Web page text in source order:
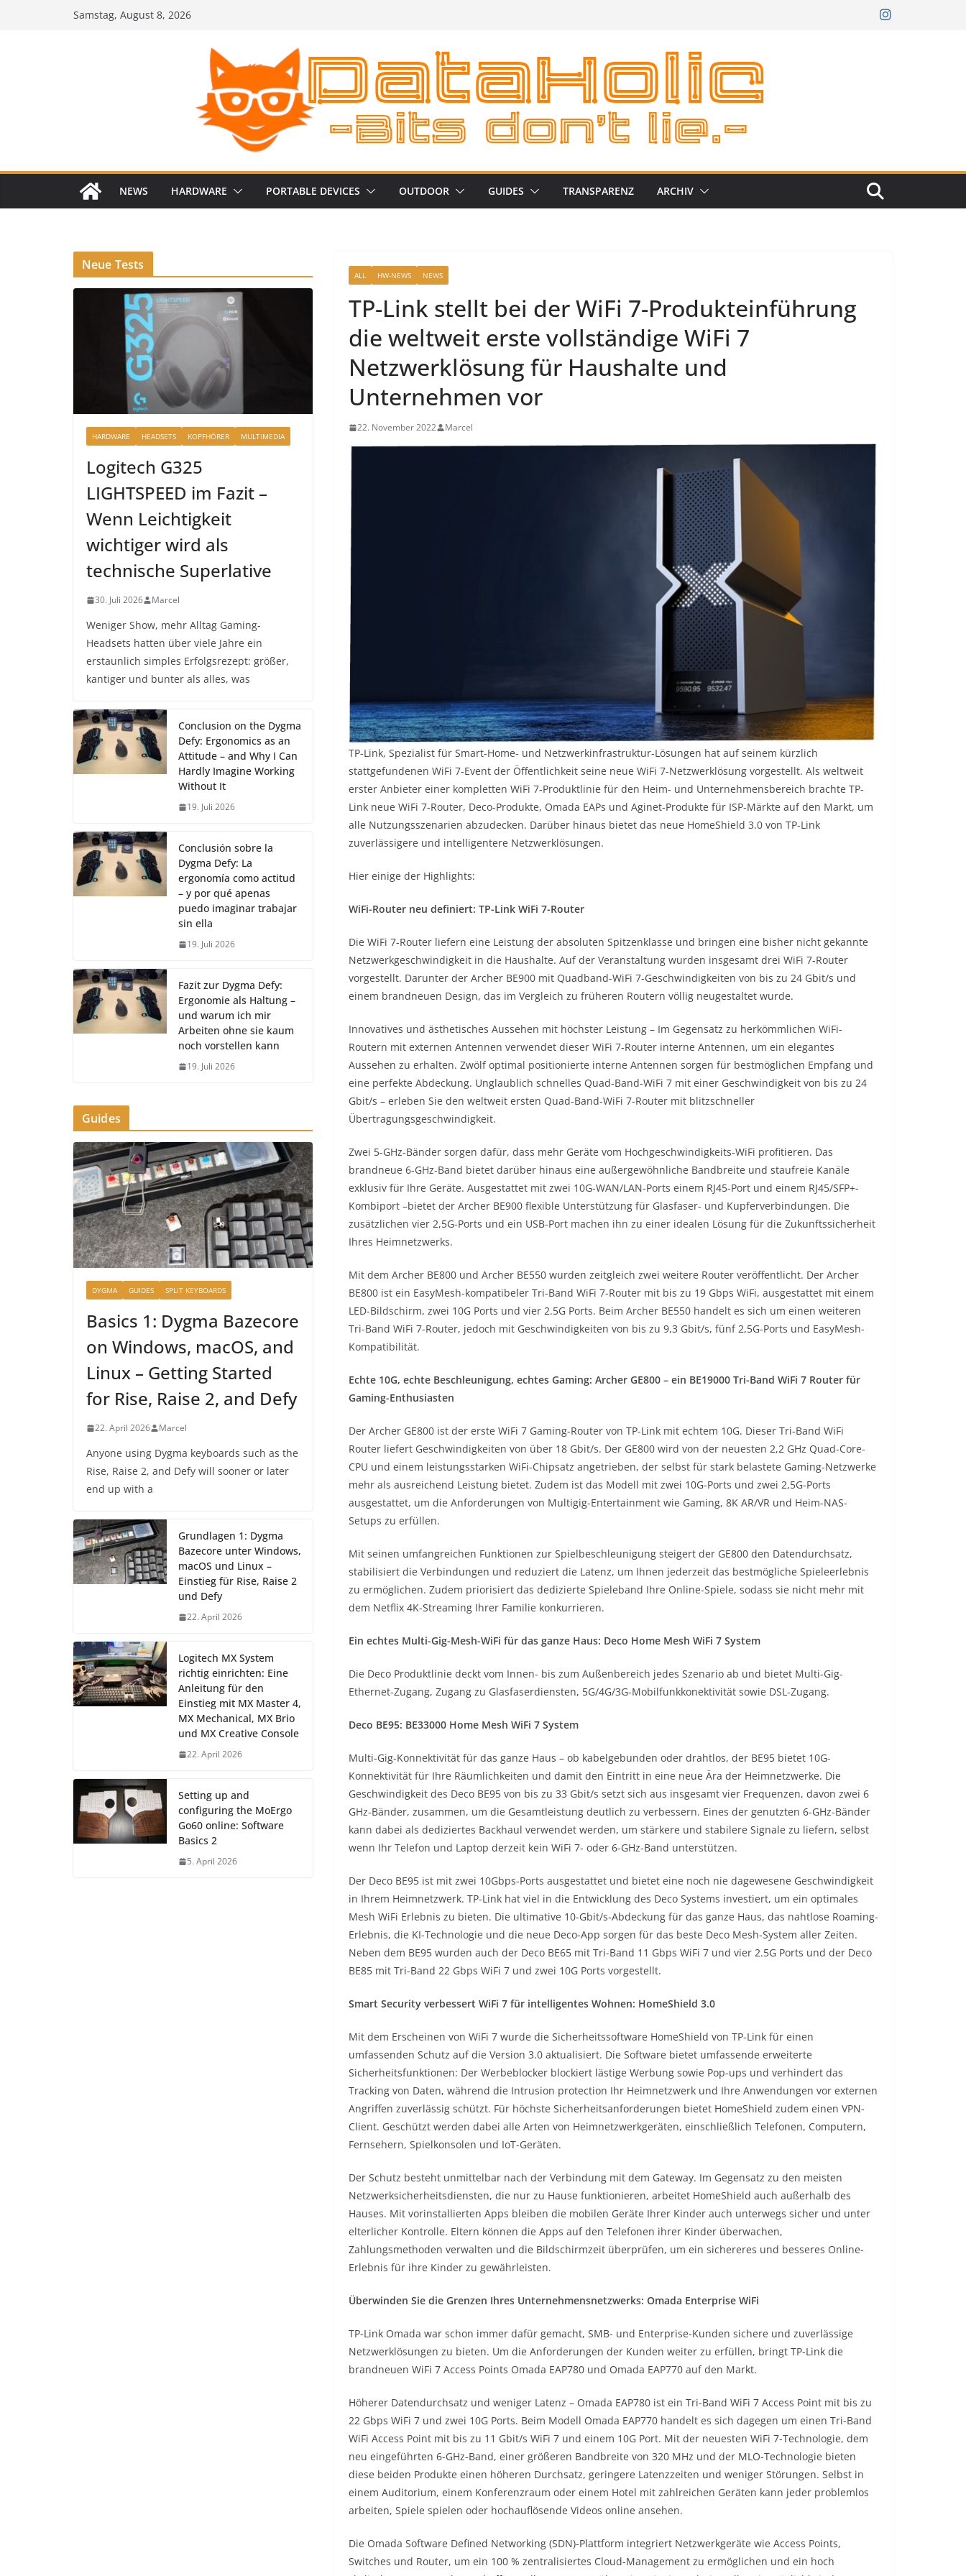
Samstag, August 8, 2026
NEWS HARDWARE PORTABLE DEVICES OUTDOOR GUIDES TRANSPARENZ ARCHIV
ALL HW-NEWS NEWS
TP-Link stellt bei der WiFi 7-Produkteinführung
die weltweit erste vollständige WiFi 7
Netzwerklösung für Haushalte und
Unternehmen vor
22. November 2022 Marcel
TP-Link, Spezialist für Smart-Home- und Netzwerkinfrastruktur-Lösungen hat auf seinem kürzlich
stattgefundenen WiFi 7-Event der Öffentlichkeit seine neue WiFi 7-Netzwerklösung vorgestellt. Als weltweit
erster Anbieter einer kompletten WiFi 7-Produktlinie für den Heim- und Unternehmensbereich brachte TP-
Link neue WiFi 7-Router, Deco-Produkte, Omada EAPs und Aginet-Produkte für ISP-Märkte auf den Markt, um
alle Nutzungsszenarien abzudecken. Darüber hinaus bietet das neue HomeShield 3.0 von TP-Link
zuverlässigere und intelligentere Netzwerklösungen.
Hier einige der Highlights:
WiFi-Router neu definiert: TP-Link WiFi 7-Router
Die WiFi 7-Router liefern eine Leistung der absoluten Spitzenklasse und bringen eine bisher nicht gekannte
Netzwerkgeschwindigkeit in die Haushalte. Auf der Veranstaltung wurden insgesamt drei WiFi 7-Router
vorgestellt. Darunter der Archer BE900 mit Quadband-WiFi 7-Geschwindigkeiten von bis zu 24 Gbit/s und
einem brandneuen Design, das im Vergleich zu früheren Routern völlig neugestaltet wurde.
Innovatives und ästhetisches Aussehen mit höchster Leistung – Im Gegensatz zu herkömmlichen WiFi-
Routern mit externen Antennen verwendet dieser WiFi 7-Router interne Antennen, um ein elegantes
Aussehen zu erhalten. Zwölf optimal positionierte interne Antennen sorgen für bestmöglichen Empfang und
eine perfekte Abdeckung. Unglaublich schnelles Quad-Band-WiFi 7 mit einer Geschwindigkeit von bis zu 24
Gbit/s – erleben Sie den weltweit ersten Quad-Band-WiFi 7-Router mit blitzschneller
Übertragungsgeschwindigkeit.
Zwei 5-GHz-Bänder sorgen dafür, dass mehr Geräte vom Hochgeschwindigkeits-WiFi profitieren. Das
brandneue 6-GHz-Band bietet darüber hinaus eine außergewöhnliche Bandbreite und staufreie Kanäle
exklusiv für Ihre Geräte. Ausgestattet mit zwei 10G-WAN/LAN-Ports einem RJ45-Port und einem RJ45/SFP+-
Kombiport –bietet der Archer BE900 flexible Unterstützung für Glasfaser- und Kupferverbindungen. Die
zusätzlichen vier 2,5G-Ports und ein USB-Port machen ihn zu einer idealen Lösung für die Zukunftssicherheit
Ihres Heimnetzwerks.
Mit dem Archer BE800 und Archer BE550 wurden zeitgleich zwei weitere Router veröffentlicht. Der Archer
BE800 ist ein EasyMesh-kompatibeler Tri-Band WiFi 7-Router mit bis zu 19 Gbps WiFi, ausgestattet mit einem
LED-Bildschirm, zwei 10G Ports und vier 2.5G Ports. Beim Archer BE550 handelt es sich um einen weiteren
Tri-Band WiFi 7-Router, jedoch mit Geschwindigkeiten von bis zu 9,3 Gbit/s, fünf 2,5G-Ports und EasyMesh-
Kompatibilität.
Echte 10G, echte Beschleunigung, echtes Gaming: Archer GE800 – ein BE19000 Tri-Band WiFi 7 Router für
Gaming-Enthusiasten
Der Archer GE800 ist der erste WiFi 7 Gaming-Router von TP-Link mit echtem 10G. Dieser Tri-Band WiFi
Router liefert Geschwindigkeiten von über 18 Gbit/s. Der GE800 wird von der neuesten 2,2 GHz Quad-Core-
CPU und einem leistungsstarken WiFi-Chipsatz angetrieben, der selbst für stark belastete Gaming-Netzwerke
mehr als ausreichend Leistung bietet. Zudem ist das Modell mit zwei 10G-Ports und zwei 2,5G-Ports
ausgestattet, um die Anforderungen von Multigig-Entertainment wie Gaming, 8K AR/VR und Heim-NAS-
Setups zu erfüllen.
Mit seinen umfangreichen Funktionen zur Spielbeschleunigung steigert der GE800 den Datendurchsatz,
stabilisiert die Verbindungen und reduziert die Latenz, um Ihnen jederzeit das bestmögliche Spieleerlebnis
zu ermöglichen. Zudem priorisiert das dedizierte Spieleband Ihre Online-Spiele, sodass sie nicht mehr mit
dem Netflix 4K-Streaming Ihrer Familie konkurrieren.
Ein echtes Multi-Gig-Mesh-WiFi für das ganze Haus: Deco Home Mesh WiFi 7 System
Die Deco Produktlinie deckt vom Innen- bis zum Außenbereich jedes Szenario ab und bietet Multi-Gig-
Ethernet-Zugang, Zugang zu Glasfaserdiensten, 5G/4G/3G-Mobilfunkkonektivität sowie DSL-Zugang.
Deco BE95: BE33000 Home Mesh WiFi 7 System
Multi-Gig-Konnektivität für das ganze Haus – ob kabelgebunden oder drahtlos, der BE95 bietet 10G-
Konnektivität für Ihre Räumlichkeiten und damit den Eintritt in eine neue Ära der Heimnetzwerke. Die
Geschwindigkeit des Deco BE95 von bis zu 33 Gbit/s setzt sich aus insgesamt vier Frequenzen, davon zwei 6
GHz-Bänder, zusammen, um die Gesamtleistung deutlich zu verbessern. Eines der genutzten 6-GHz-Bänder
kann dabei als dediziertes Backhaul verwendet werden, um stärkere und stabilere Signale zu liefern, selbst
wenn Ihr Telefon und Laptop derzeit kein WiFi 7- oder 6-GHz-Band unterstützen.
Der Deco BE95 ist mit zwei 10Gbps-Ports ausgestattet und bietet eine noch nie dagewesene Geschwindigkeit
in Ihrem Heimnetzwerk. TP-Link hat viel in die Entwicklung des Deco Systems investiert, um ein optimales
Mesh WiFi Erlebnis zu bieten. Die ultimative 10-Gbit/s-Abdeckung für das ganze Haus, das nahtlose Roaming-
Erlebnis, die KI-Technologie und die neue Deco-App sorgen für das beste Deco Mesh-System aller Zeiten.
Neben dem BE95 wurden auch der Deco BE65 mit Tri-Band 11 Gbps WiFi 7 und vier 2.5G Ports und der Deco
BE85 mit Tri-Band 22 Gbps WiFi 7 und zwei 10G Ports vorgestellt.
Smart Security verbessert WiFi 7 für intelligentes Wohnen: HomeShield 3.0
Mit dem Erscheinen von WiFi 7 wurde die Sicherheitssoftware HomeShield von TP-Link für einen
umfassenden Schutz auf die Version 3.0 aktualisiert. Die Software bietet umfassende erweiterte
Sicherheitsfunktionen: Der Werbeblocker blockiert lästige Werbung sowie Pop-ups und verhindert das
Tracking von Daten, während die Intrusion protection Ihr Heimnetzwerk und Ihre Anwendungen vor externen
Angriffen zuverlässig schützt. Für höchste Sicherheitsanforderungen bietet HomeShield zudem einen VPN-
Client. Geschützt werden dabei alle Arten von Heimnetzwerkgeräten, einschließlich Telefonen, Computern,
Fernsehern, Spielkonsolen und IoT-Geräten.
Der Schutz besteht unmittelbar nach der Verbindung mit dem Gateway. Im Gegensatz zu den meisten
Netzwerksicherheitsdiensten, die nur zu Hause funktionieren, arbeitet HomeShield auch außerhalb des
Hauses. Mit vorinstallierten Apps bleiben die mobilen Geräte Ihrer Kinder auch unterwegs sicher und unter
elterlicher Kontrolle. Eltern können die Apps auf den Telefonen ihrer Kinder überwachen,
Zahlungsmethoden verwalten und die Bildschirmzeit überprüfen, um ein sichereres und besseres Online-
Erlebnis für ihre Kinder zu gewährleisten.
Überwinden Sie die Grenzen Ihres Unternehmensnetzwerks: Omada Enterprise WiFi
TP-Link Omada war schon immer dafür gemacht, SMB- und Enterprise-Kunden sichere und zuverlässige
Netzwerklösungen zu bieten. Um die Anforderungen der Kunden weiter zu erfüllen, bringt TP-Link die
brandneuen WiFi 7 Access Points Omada EAP780 und Omada EAP770 auf den Markt.
Höherer Datendurchsatz und weniger Latenz – Omada EAP780 ist ein Tri-Band WiFi 7 Access Point mit bis zu
22 Gbps WiFi 7 und zwei 10G Ports. Beim Modell Omada EAP770 handelt es sich dagegen um einen Tri-Band
WiFi Access Point mit bis zu 11 Gbit/s WiFi 7 und einem 10G Port. Mit der neuesten WiFi 7-Technologie, dem
neu eingeführten 6-GHz-Band, einer größeren Bandbreite von 320 MHz und der MLO-Technologie bieten
diese beiden Produkte einen höheren Durchsatz, geringere Latenzzeiten und weniger Störungen. Selbst in
einem Auditorium, einem Konferenzraum oder einem Hotel mit zahlreichen Geräten kann jeder problemlos
arbeiten, Spiele spielen oder hochauflösende Videos online ansehen.
Die Omada Software Defined Networking (SDN)-Plattform integriert Netzwerkgeräte wie Access Points,
Switches und Router, um ein 100 % zentralisiertes Cloud-Management zu ermöglichen und ein hoch
Neue Tests
HARDWARE HEADSETS KOPFHÖRER MULTIMEDIA
Logitech G325
LIGHTSPEED im Fazit –
Wenn Leichtigkeit
wichtiger wird als
technische Superlative
30. Juli 2026 Marcel
Weniger Show, mehr Alltag Gaming-
Headsets hatten über viele Jahre ein
erstaunlich simples Erfolgsrezept: größer,
kantiger und bunter als alles, was
Conclusion on the Dygma
Defy: Ergonomics as an
Attitude – and Why I Can
Hardly Imagine Working
Without It
19. Juli 2026
Conclusión sobre la
Dygma Defy: La
ergonomía como actitud
– y por qué apenas
puedo imaginar trabajar
sin ella
19. Juli 2026
Fazit zur Dygma Defy:
Ergonomie als Haltung –
und warum ich mir
Arbeiten ohne sie kaum
noch vorstellen kann
19. Juli 2026
Guides
DYGMA GUIDES SPLIT KEYBOARDS
Basics 1: Dygma Bazecore
on Windows, macOS, and
Linux – Getting Started
for Rise, Raise 2, and Defy
22. April 2026 Marcel
Anyone using Dygma keyboards such as the
Rise, Raise 2, and Defy will sooner or later
end up with a
Grundlagen 1: Dygma
Bazecore unter Windows,
macOS und Linux –
Einstieg für Rise, Raise 2
und Defy
22. April 2026
Logitech MX System
richtig einrichten: Eine
Anleitung für den
Einstieg mit MX Master 4,
MX Mechanical, MX Brio
und MX Creative Console
22. April 2026
Setting up and
configuring the MoErgo
Go60 online: Software
Basics 2
5. April 2026